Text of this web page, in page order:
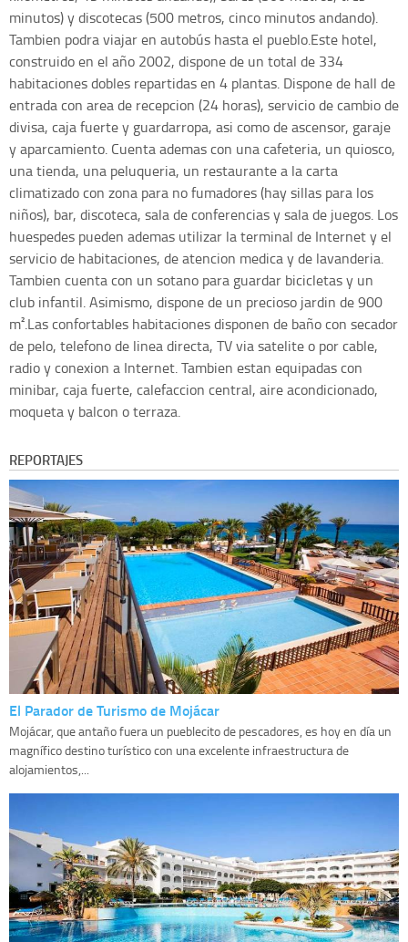
minutos) y discotecas (500 metros, cinco minutos andando).
Tambien podra viajar en autobús hasta el pueblo.Este hotel,
construido en el año 2002, dispone de un total de 334
habitaciones dobles repartidas en 4 plantas. Dispone de hall de
entrada con area de recepcion (24 horas), servicio de cambio de
divisa, caja fuerte y guardarropa, asi como de ascensor, garaje
y aparcamiento. Cuenta ademas con una cafeteria, un quiosco,
una tienda, una peluqueria, un restaurante a la carta
climatizado con zona para no fumadores (hay sillas para los
niños), bar, discoteca, sala de conferencias y sala de juegos. Los
huespedes pueden ademas utilizar la terminal de Internet y el
servicio de habitaciones, de atencion medica y de lavanderia.
Tambien cuenta con un sotano para guardar bicicletas y un
club infantil. Asimismo, dispone de un precioso jardin de 900
m².Las confortables habitaciones disponen de baño con secador
de pelo, telefono de linea directa, TV via satelite o por cable,
radio y conexion a Internet. Tambien estan equipadas con
minibar, caja fuerte, calefaccion central, aire acondicionado,
moqueta y balcon o terraza.
REPORTAJES
El Parador de Turismo de Mojácar
Mojácar, que antaño fuera un pueblecito de pescadores, es hoy en día un
magnífico destino turístico con una excelente infraestructura de
alojamientos,...